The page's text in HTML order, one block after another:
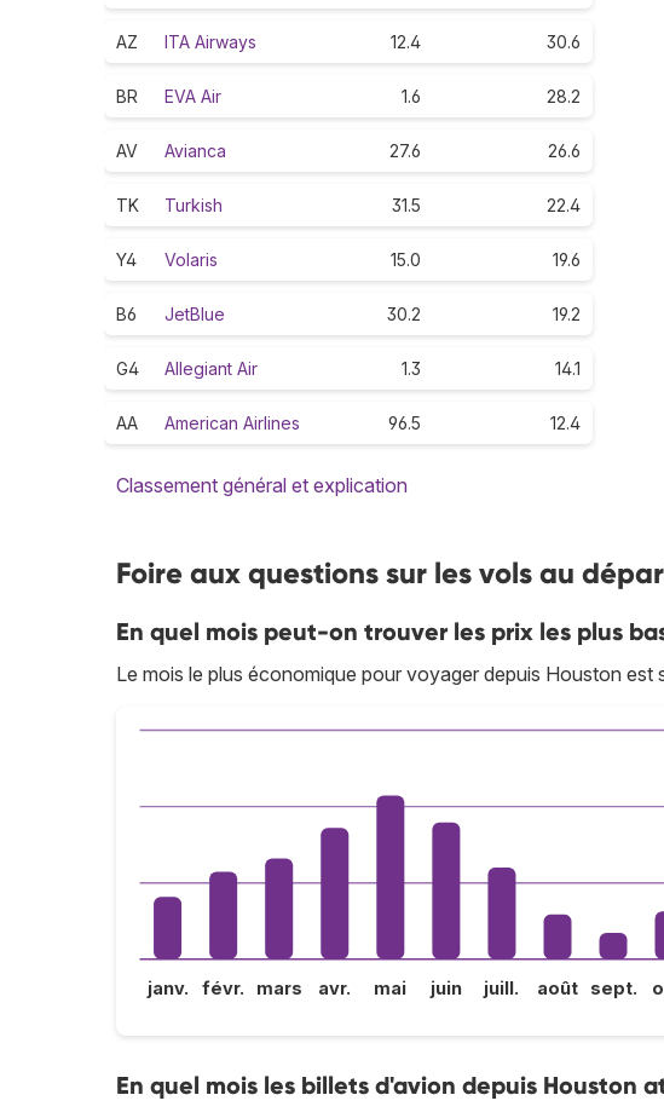
AZ ITA Airways 12.4 30.6
BR EVA Air 1.6 28.2
AV Avianca 27.6 26.6
TK Turkish 31.5 22.4
Y4 Volaris 15.0 19.6
B6 JetBlue 30.2 19.2
G4 Allegiant Air 1.3 14.1
AA American Airlines 96.5 12.4
Classement général et explication
Foire aux questions sur les vols au
En quel mois peut-on trouver les prix les plus
Le mois le plus économique pour voyager depuis Houston est
janv. févr. mars avr. mai juin juill. août sept.
En quel mois les billets d'avion depuis Houston